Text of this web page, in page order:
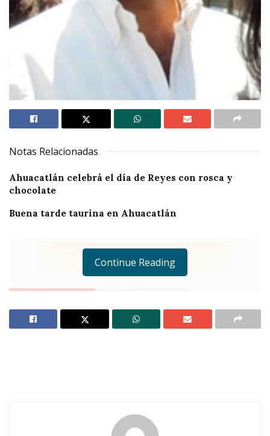
Notas Relacionadas
Ahuacatlán celebrá el día de Reyes con rosca y
chocolate
Buena tarde taurina en Ahuacatlán
Continue Reading